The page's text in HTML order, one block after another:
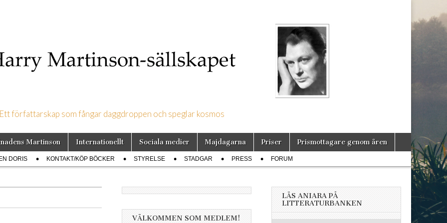
sällskapet
Ett författarskap som fångar daggdroppen och speglar kosmos
Martinson Internationellt Sociala medier Majdagarna Priser Prismottagare genom åren
DORIS KONTAKT/KÖP BÖCKER STYRELSE STADGAR PRESS FORUM
VÄLKOMMEN SOM MEDLEM!
LÄS ANIARA PÅ
LITTERATURBANKEN